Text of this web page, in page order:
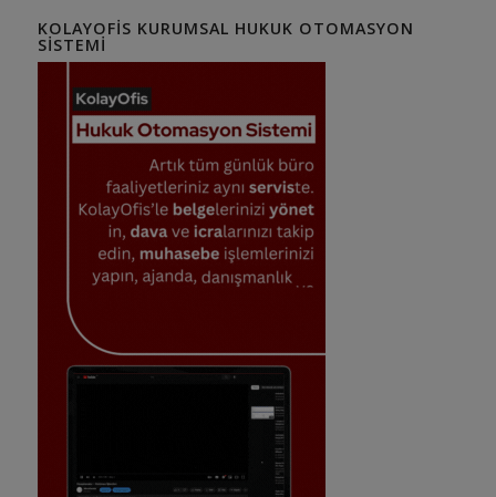
KOLAYOFIS KURUMSAL HUKUK OTOMASYON
SISTEMI